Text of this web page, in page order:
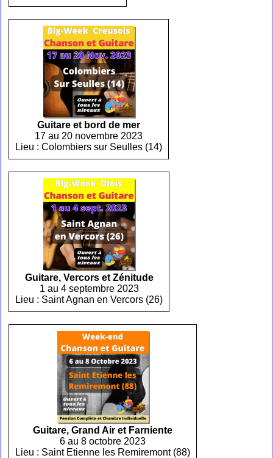
Guitare et bord de mer
17 au 20 novembre 2023
Lieu : Colombiers sur Seulles (14)
Guitare, Vercors et Zénitude
1 au 4 septembre 2023
Lieu : Saint Agnan en Vercors (26)
Guitare, Grand Air et Farniente
6 au 8 octobre 2023
Lieu : Saint Etienne les Remiremont (88)